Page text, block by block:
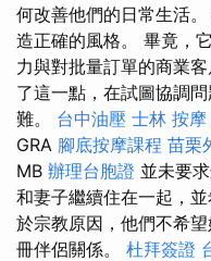
何改善他們的日常生活
造正確的風格。 畢竟，
力與對批量訂單的商業
了這一點，在試圖協調
難。 台中油壓 士林 按摩
GRA 腳底按摩課程 苗栗
MB 辦理台胞證 並未要
和妻子繼續住在一起，
於宗教原因，他們不希
冊伴侶關係。 杜拜簽證